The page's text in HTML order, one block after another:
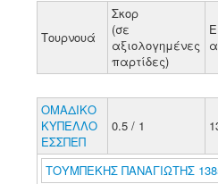
Τουρνουά
Σκορ
(σε
αξιολογημένες
παρτίδες)
ΟΜΑΔΙΚΟ
ΚΥΠΕΛΛΟ
ΕΣΣΠΕΠ
0.5 / 1
ΤΟΥΜΠΕΚΗΣ ΠΑΝΑΓΙΩΤΗΣ